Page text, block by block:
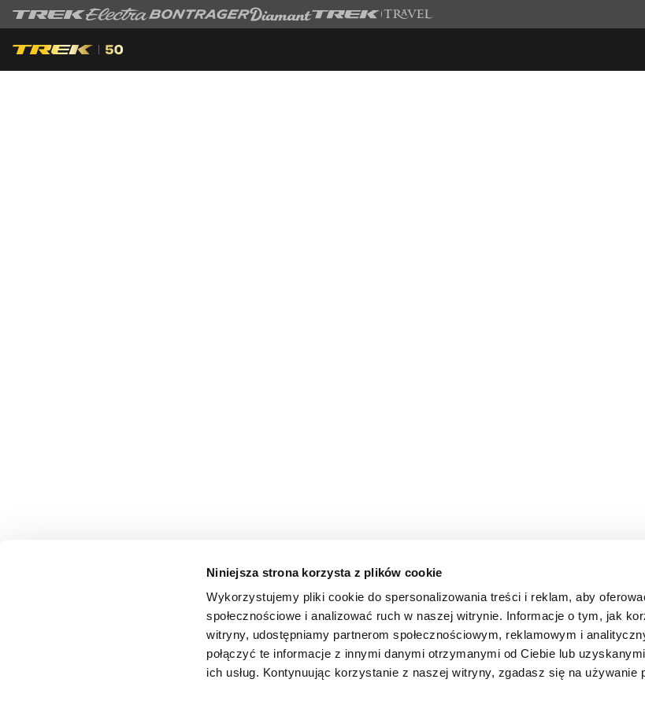
Niniejsza strona korzysta z plików cookie
Wykorzystujemy pliki cookie do spersonalizowania treści i reklam, aby
społecznościowe i analizować ruch w naszej witrynie. Informacje o tym, jak
witryny, udostępniamy partnerom społecznościowym, reklamowym i
połączyć te informacje z innymi danymi otrzymanymi od Ciebie lub
ich usług. Kontynuując korzystanie z naszej witryny, zgadasz się na używanie